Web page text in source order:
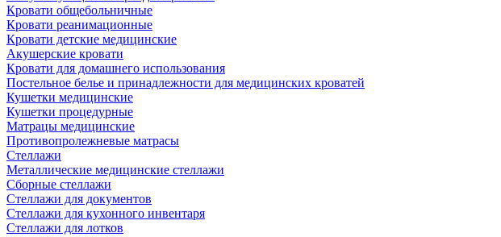
Кровати общебольничные
Кровати реанимационные
Кровати детские медицинские
Акушерские кровати
Кровати для домашнего использования
Постельное белье и принадлежности для медицинских кроватей
Кушетки медицинские
Кушетки процедурные
Матрацы медицинские
Противопролежневые матрасы
Стеллажи
Металлические медицинские стеллажи
Сборные стеллажи
Стеллажи для документов
Стеллажи для кухонного инвентаря
Стеллажи для лотков